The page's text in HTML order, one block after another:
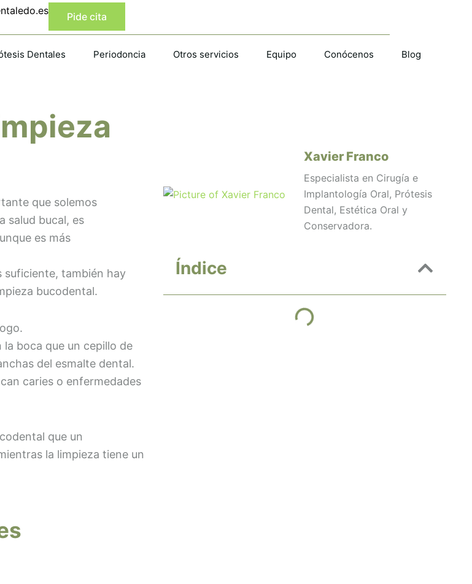
Pide cita
Dentales Periodoncia Otros servicios Equipo Conócenos Blog
que solemos
salud bucal, es
es más
suficiente, también hay
bucodental.
boca que un cepillo de
del esmalte dental.
caries o enfermedades
que un
la limpieza tiene un
Xavier Franco
Especialista en Cirugía e
Implantología Oral, Prótesis
Dental, Estética Oral y
Conservadora.
Índice